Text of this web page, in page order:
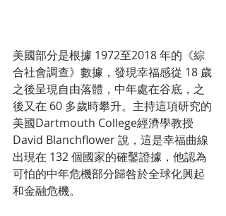
美國部分是根據 1972至2018 年的《綜
合社會調查》數據，發現幸福感從 18 歲
之後呈現自由落體，中年處在谷底，之
後又在 60 多歲時攀升。主持這項研究的
美國Dartmouth College經濟學教授
David Blanchflower 說，這是幸福曲線
出現在 132 個國家的確鑿證據，他認為
可怕的中年危機部分歸咎於全球化興起
和金融危機。